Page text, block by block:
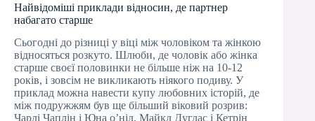
Найвідоміші приклади відносин, де партнер
набагато старше
Сьогодні до різниці у віці між чоловіком та жінкою
відносяться розкуто. Шлюби, де чоловік або жінка
старше своєї половинки не більше ніж на 10-12
років, і зовсім не викликають ніякого подиву. У
приклад можна навести купу любовних історій, де
між подружжям був ще більший віковий розрив:
Чарлі Чаплін і Юна о’ніл, Майкл Дуглас і Кетрін